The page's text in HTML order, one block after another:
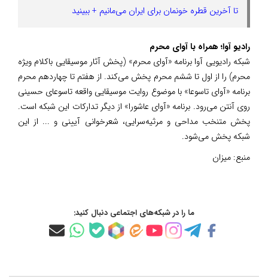
تا آخرین قطره خونمان برای ایران می‌مانیم + ببینید
رادیو آوا؛ همراه با آوای محرم
شبکه رادیویی آوا برنامه «آوای محرم» (پخش آثار موسیقایی باکلام ویژه
محرم) را از اول تا ششم محرم پخش می‌کند. از هفتم تا چهاردهم محرم
برنامه «آوای تاسوعا» با موضوع روایت موسیقایی واقعه تاسوعای حسینی
روی آنتن می‌رود. برنامه «آوای عاشورا» از دیگر تدارکات این شبکه است.
پخش متنخب مداحی و مرثیه‌سرایی، شعرخوانی آیینی و ... از این
شبکه پخش می‌شود.
منبع: میزان
ما را در شبکه‌های اجتماعی دنبال کنید: